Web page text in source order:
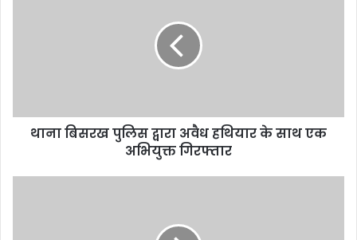
थाना बिसरख पुलिस द्वारा अवैध हथियार के साथ एक
अभियुक्त गिरफ्तार